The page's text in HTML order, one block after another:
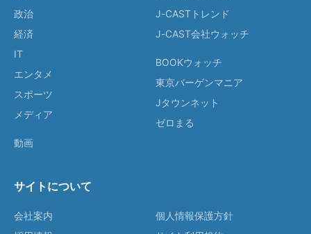
政治
経済
IT
エンタメ
スポーツ
メディア
動画
J-CASTトレンド
J-CAST会社ウォッチ
BOOKウォッチ
東京バーゲンマニア
Jタウンネット
ゼロまる
サイトについて
会社案内
個人情報保護方針